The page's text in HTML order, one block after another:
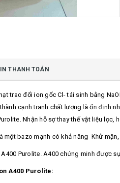
THANH TOÁN
trao đổi ion gốc Cl- tái sinh bằng
cạnh tranh chất lượng là ổn định
Nhận hỗ sợ thay thế vật liệu
là một bazo mạnh có khả năng Khử
Purolite. A400 chứng minh được
A400 Purolite: